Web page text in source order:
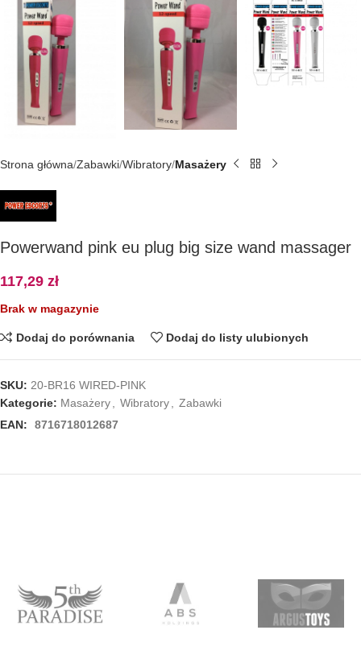
Strona główna Zabawki Wibratory Masażery
Powerwand pink eu plug big size wand massager
117,29 zł
Brak w magazynie
Dodaj do porównania Dodaj do listy ulubionych
SKU: 20-BR16 WIRED-PINK
Kategorie: Masażery, Wibratory, Zabawki
EAN:
8716718012687